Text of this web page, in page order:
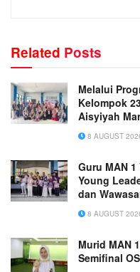
Related Posts
Melalui
Kelompok
Aisyiyah
Peluang
8 AUGUST
Guru MAN
Young
dan
8 AUGUST
Murid MAN
Semifinal